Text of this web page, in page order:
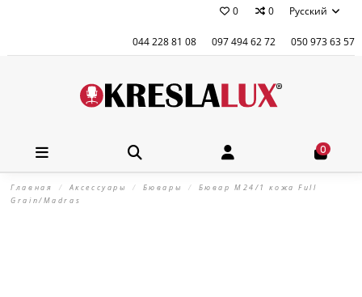
0 0 Русский
044 228 81 08 097 494 62 72 050 973 63 57
0
Главная Аксессуары Бювары
Бювар М24/1 кожа Full
Grain/Madras